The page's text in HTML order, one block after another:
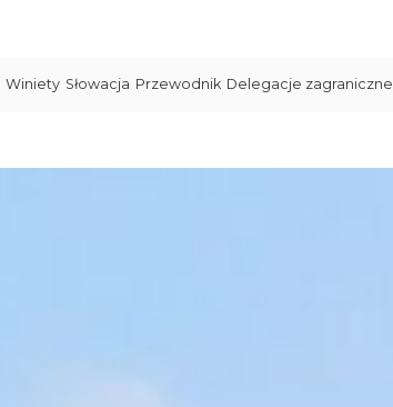
Winiety Słowacja Przewodnik Delegacje zagraniczne